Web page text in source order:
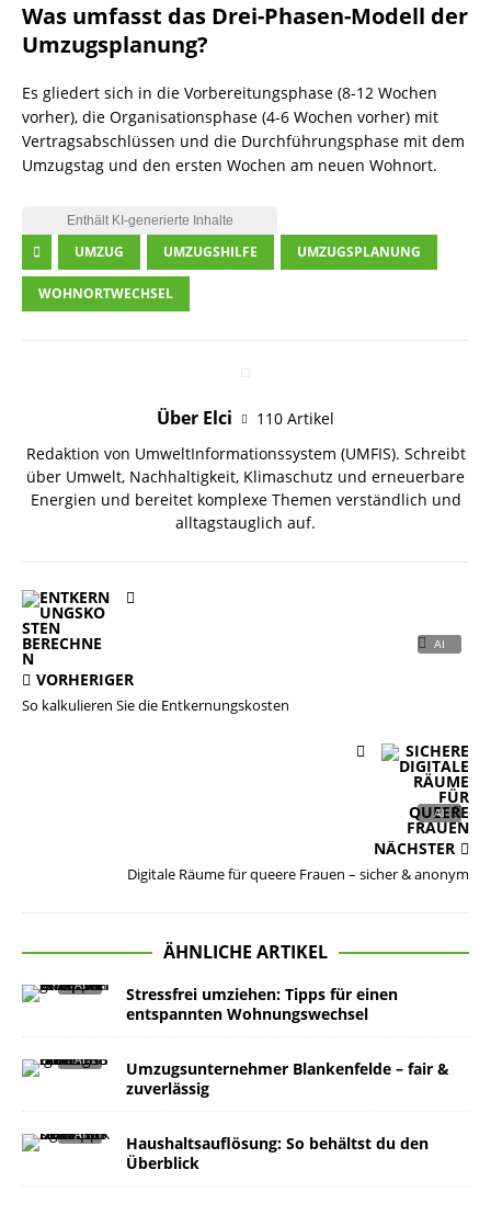
Was umfasst das Drei-Phasen-Modell der
Umzugsplanung?
Es gliedert sich in die Vorbereitungsphase (8-12 Wochen
vorher), die Organisationsphase (4-6 Wochen vorher) mit
Vertragsabschlüssen und die Durchführungsphase mit dem
Umzugstag und den ersten Wochen am neuen Wohnort.
UMZUG UMZUGSHILFE UMZUGSPLANUNG
WOHNORTWECHSEL
Über Elci
110 Artikel
Redaktion von UmweltInformationssystem (UMFIS). Schreibt
über Umwelt, Nachhaltigkeit, Klimaschutz und erneuerbare
Energien und bereitet komplexe Themen verständlich und
alltagstauglich auf.
VORHERIGER
So kalkulieren Sie die Entkernungskosten
NÄCHSTER
Digitale Räume für queere Frauen – sicher & anonym
ÄHNLICHE ARTIKEL
Stressfrei umziehen: Tipps für einen
entspannten Wohnungswechsel
Umzugsunternehmer Blankenfelde – fair &
zuverlässig
Haushaltsauflösung: So behältst du den
Überblick